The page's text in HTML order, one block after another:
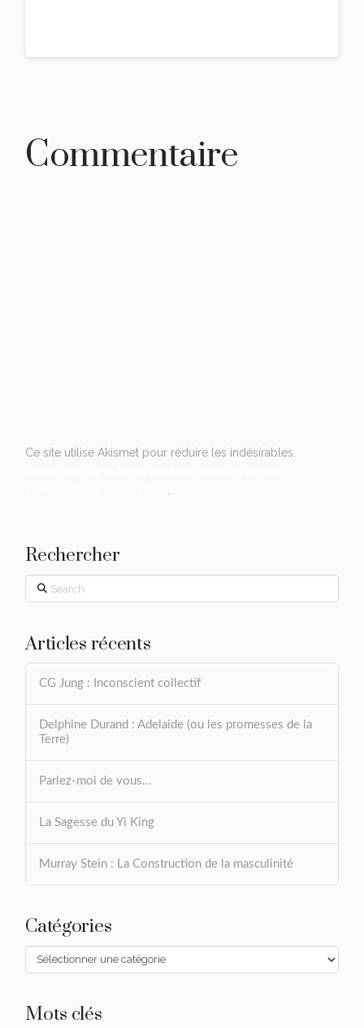
Commentaire
Ce site utilise Akismet pour réduire les indésirables.
.
Rechercher
Search
Articles récents
CG Jung : Inconscient collectif
Delphine Durand : Adelaide (ou les promesses de la
Terre)
Parlez-moi de vous…
La Sagesse du Yi King
Murray Stein : La Construction de la masculinité
Catégories
Catégories
Mots clés